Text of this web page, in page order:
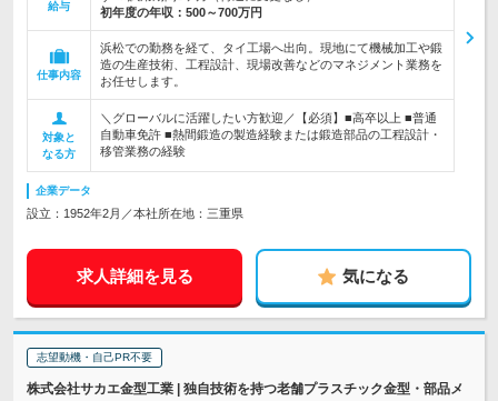
給与
初年度の年収： 500～700万円
仕事内容
浜松での勤務を経て、タイ工場へ出向。現地にて機械加工や鍛
造の生産技術、工程設計、現場改善などのマネジメント業務を
お任せします。
対象と
なる方
＼グローバルに活躍したい方歓迎／【必須】■高卒以上 ■普通
自動車免許 ■熱間鍛造の製造経験または鍛造部品の工程設計・
移管業務の経験
企業データ
設立：1952年2月／本社所在地：三重県
求人詳細を見る 気になる
志望動機・自己PR不要
株式会社サカエ金型工業 | 独自技術を持つ老舗プラスチック金型・部品メ